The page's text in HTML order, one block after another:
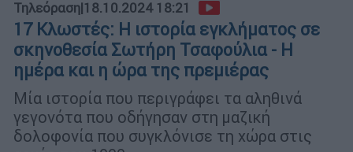
Τηλεόραση|18.10.2024 18:21
17 Κλωστές: Η ιστορία εγκλήματος σε
σκηνοθεσία Σωτήρη Τσαφούλια - Η
ημέρα και η ώρα της πρεμιέρας
Μία ιστορία που περιγράφει τα αληθινά
γεγονότα που οδήγησαν στη μαζική
δολοφονία που συγκλόνισε τη χώρα στις